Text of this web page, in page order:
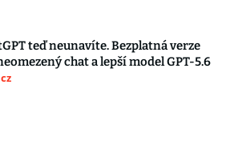
teď neunavíte. Bezplatná verze
chat a lepší model GPT-5.6